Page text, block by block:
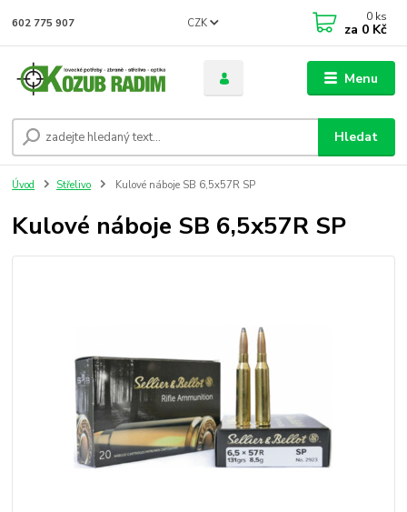
Menu
CZK
Hledat
602 775 907 0 ks
za 0 Kč
Úvod Střelivo Kulové náboje SB 6,5x57R SP
Kulové náboje SB 6,5x57R SP